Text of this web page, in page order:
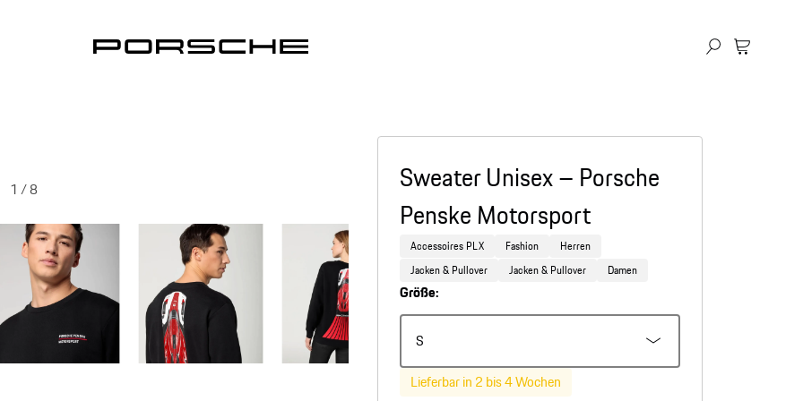
1 /8
Sweater Unisex – Porsche
Penske Motorsport
Accessoires PLX Fashion
Herren
Jacken & Pullover
Jacken & Pullover Damen
Größe:
S
Lieferbar in 2 bis 4 Wochen